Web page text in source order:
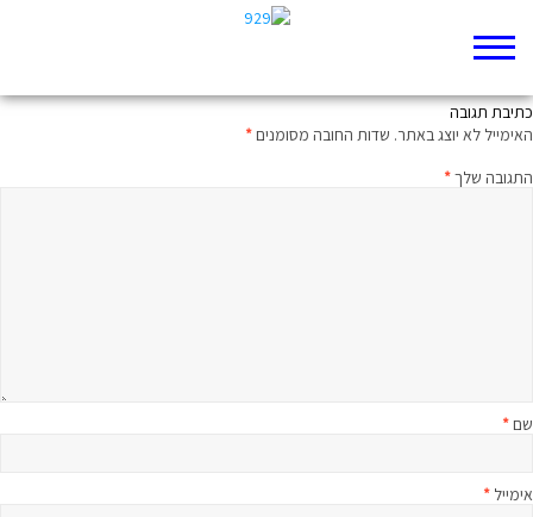
כתיבת תגובה
האימייל לא יוצג באתר. שדות החובה מסומנים*
התגובה שלך*
שם*
אימייל *